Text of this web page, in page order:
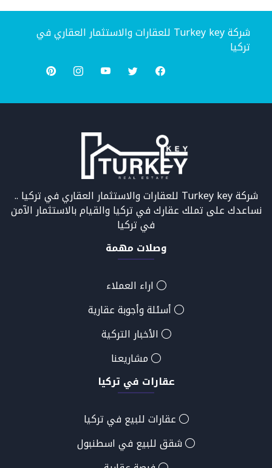
شركة Turkey key للعقارات والاستثمار العقاري في
تركيا
شركة Turkey key للعقارات والاستثمار العقاري في تركيا ..
نساعدك على تملك عقارك في تركيا والقيام بالاستثمار الآمن
في تركيا
وصلات مهمة
اراء العملاء
أسئلة وأجوبة عقارية
الأخبار التركية
مشاريعنا
عقارات في تركيا
عقارات للبيع في تركيا
شقق للبيع في اسطنبول